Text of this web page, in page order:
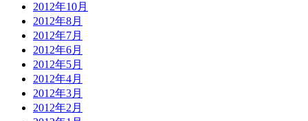
2012年10月
2012年8月
2012年7月
2012年6月
2012年5月
2012年4月
2012年3月
2012年2月